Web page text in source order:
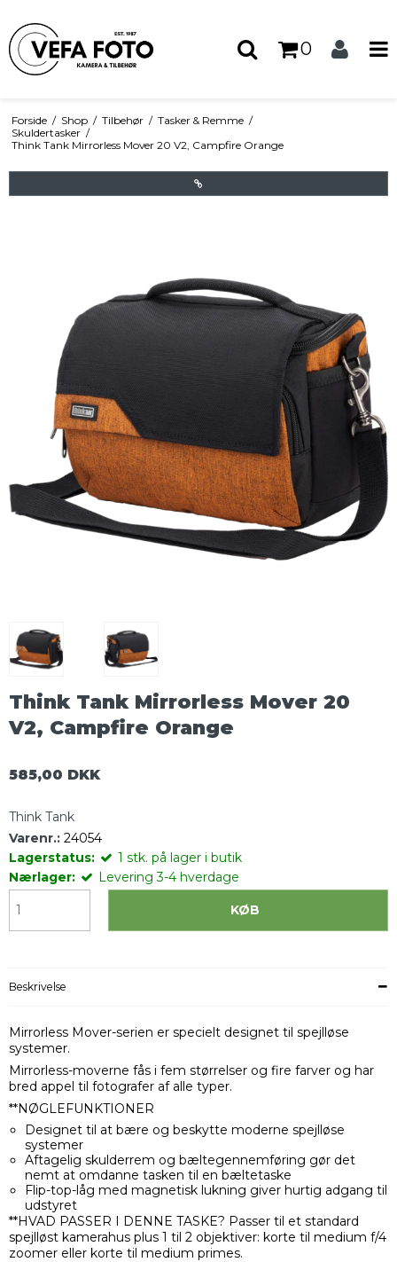
0
Forside / Shop / Tilbehør / Tasker & Remme /
Skuldertasker /
Think Tank Mirrorless Mover 20 V2, Campfire Orange
Think Tank Mirrorless Mover 20
V2, Campfire Orange
585,00 DKK
Think Tank
Varenr.: 24054
Lagerstatus:
1 stk. på lager i butik
Nærlager:
Levering 3-4 hverdage
KØB
Beskrivelse
Mirrorless Mover-serien er specielt designet til spejlløse
systemer.
Mirrorless-moverne fås i fem størrelser og fire farver og har
bred appel til fotografer af alle typer.
**NØGLEFUNKTIONER
Designet til at bære og beskytte moderne spejlløse
systemer
Aftagelig skulderrem og bæltegennemføring gør det
nemt at omdanne tasken til en bæltetaske
Flip-top-låg med magnetisk lukning giver hurtig adgang til
udstyret
**HVAD PASSER I DENNE TASKE? Passer til et standard
spejlløst kamerahus plus 1 til 2 objektiver: korte til medium f/4
zoomer eller korte til medium primes.